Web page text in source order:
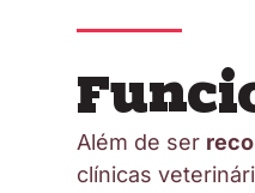
Além de ser
clínicas